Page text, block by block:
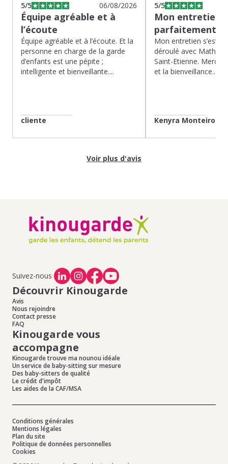
5/5 06/08/2026
Équipe agréable et à
l’écoute
Équipe agréable et à l’écoute. Et la
personne en charge de la garde
d’enfants est une pépite ;
intelligente et bienveillante....
cliente
5/5
Mon entretien
parfaitement…
Mon entretien s’est
déroulé avec Mathias
Saint-Etienne. Merci
et la bienveillance...
Kenyra Monteiro
Voir plus d'avis
Suivez-nous
Découvrir Kinougarde
Avis
Nous rejoindre
Contact presse
FAQ
Kinougarde vous
accompagne
Kinougarde trouve ma nounou idéale
Un service de baby-sitting sur mesure
Des baby-sitters de qualité
Le crédit d'impôt
Les aides de la CAF/MSA
Conditions générales
Mentions légales
Plan du site
Politique de données personnelles
Cookies